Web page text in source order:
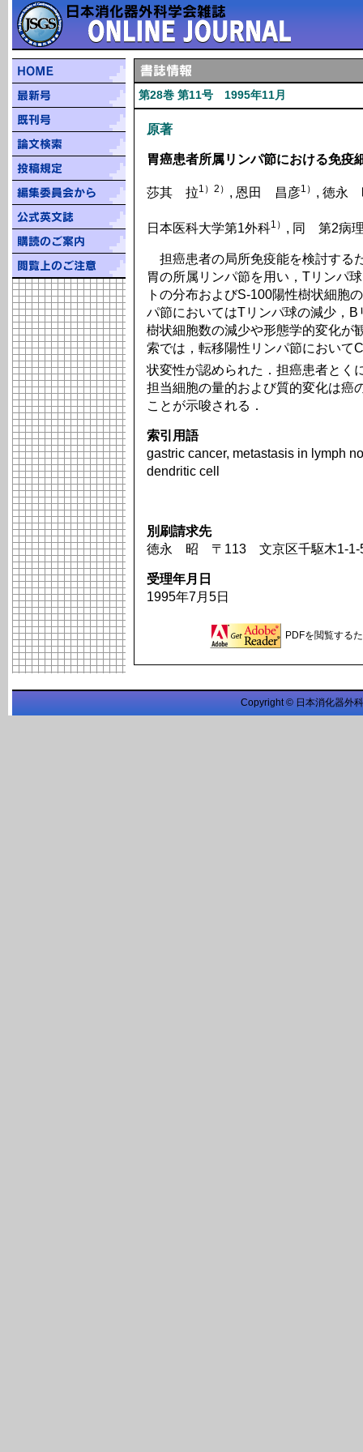
第28巻 第11号 1995年11月
原著
胃癌患者所属リンパ節における免疫
莎其 拉1）2） , 恩田 昌彦1） , 徳永
日本医科大学第1外科1） , 同 第2病
担癌患者の局所免疫能を検討する
胃の所属リンパ節を用い，Tリンパ
トの分布およびS-100陽性樹状細胞
パ節においてはTリンパ球の減少，
樹状細胞数の減少や形態学的変化が
索では，転移陽性リンパ節において
状変性が認められた．担癌患者とく
担当細胞の量的および質的変化は癌
ことが示唆される．
索引用語
gastric cancer, metastasis in lymph
dendritic cell
別刷請求先
徳永 昭 〒113 文京区千駆木1-1-
受理年月日
1995年7月5日
PDFを閲覧する
Copyright © 日本消化器外